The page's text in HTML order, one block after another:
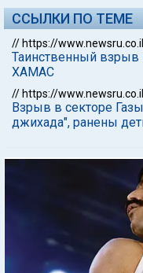
ССЫЛКИ ПО ТЕМЕ
// https://
Таинственный взрыв
ХАМАС
// https://
Взрыв в секторе
джихада", ранены